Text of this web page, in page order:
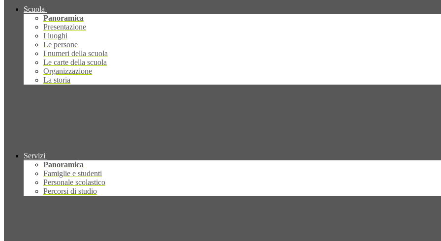
Scuola
Panoramica
Presentazione
I luoghi
Le persone
I numeri della scuola
Le carte della scuola
Organizzazione
La storia
Servizi
Panoramica
Famiglie e studenti
Personale scolastico
Percorsi di studio